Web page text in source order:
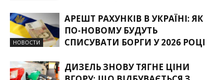
НОВОСТИ
АРЕШТ РАХУНКІВ В УКРАЇНІ: ЯК
ПО-НОВОМУ БУДУТЬ
СПИСУВАТИ БОРГИ У 2026 РОЦІ
ДИЗЕЛЬ ЗНОВУ ТЯГНЕ ЦІНИ